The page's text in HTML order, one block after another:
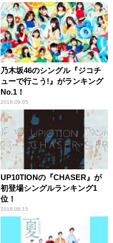
乃木坂46のシングル『ジコチ
ューで行こう!』がランキング
No.1！
2018.09.05
UP10TIONの『CHASER』が
初登場シングルランキング1
位！
2018.08.15